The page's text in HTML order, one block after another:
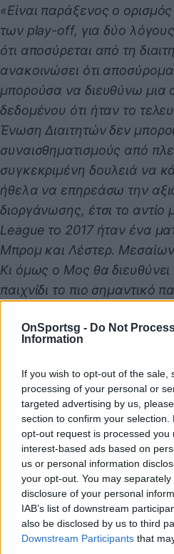
OnSportsg - Do Not
Information
If you wish to opt-out of the sale,
processing of your personal or
targeted advertising by us,
section to confirm your
opt-out request is processed you
interest-based ads based on
us or personal information
your opt-out. You may
disclosure of your personal
IAB’s list of downstream
also be disclosed by us to third
Downstream Participants that
«Είναι παράξενος ο
των play-off, για δύο
ότι αποσύρεται από τη
ανακοινώσει ότι
μπορούσα να διευθύνω μια
δεδομένου ότι ήταν το
Ένωση Διαιτητών δεν
συναισθηματισμούς από
συγκεκριμένη δουλειά να
ήθελα να επηρεάσω την
διοργάνωσης, έτσι το
League το 2017 ήταν ένα
Μπρομ και Λέστερ.
Κι όμως ο Μος θα διευθύνει
παιχνίδι το πιο σημαντικό
υψηλότερη πίεση για έναν
Ο δεύτερος λόγος είναι ότι
στο Λιντς. Με τους δεσμούς
Γιόρκσαϊρ, δεν είμαι
κίνηση να οριστεί διαιτητής
βεληνεκούς που
ομάδα του δυτικού
πρόσφατη κόντρα της
θα υπάρχει στο
ασφαλείας, αλλά αν συμβεί